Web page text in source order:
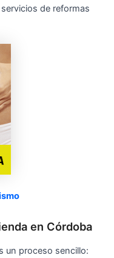
de reformas
en Córdoba
un proceso sencillo: